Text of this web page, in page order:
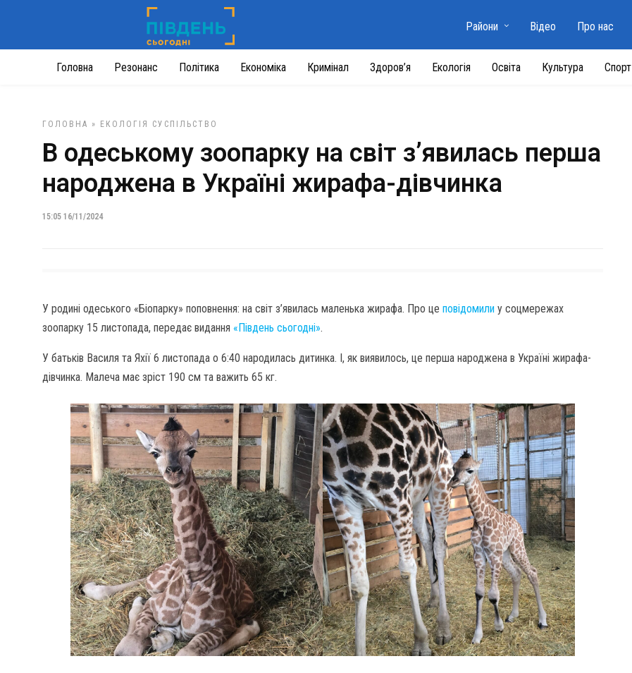
Головна Резонанс Політика Економіка Кримінал Здоров’я Екологія Освіта Культура Спорт
Райони Відео Про нас
ГОЛОВНА » ЕКОЛОГІЯ СУСПІЛЬСТВО
В одеському зоопарку на світ з’явилась перша
народжена в Україні жирафа-дівчинка
15:05 16/11/2024
У родині одеського «Біопарку» поповнення: на світ з’явилась маленька жирафа. Про це повідомили у соцмережах
зоопарку 15 листопада, передає видання «Південь сьогодні».
У батьків Василя та Яхії 6 листопада о 6:40 народилась дитинка. І, як виявилось, це перша народжена в Україні жирафа-
дівчинка. Малеча має зріст 190 см та важить 65 кг.